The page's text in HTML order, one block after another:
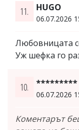
11. HUGO
06.07.2026
Любовницата
Уж шефка го
10. *********
06.07.2026
Коментарът